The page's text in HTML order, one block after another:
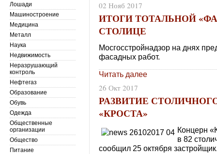
02 Нояб 2017
ИТОГИ ТОТАЛЬНОЙ
СТОЛИЦЕ
Мосгосстройнадзор на днях
фасадных работ.
Читать далее
26 Окт 2017
РАЗВИТИЕ
«КРОСТА»
Концерн
в 82
сообщил 25 октября
Лошади
Машиностроение
Медицина
Металл
Наука
Недвижимость
Неразрушающий
контроль
Нефтегаз
Образование
Обувь
Одежда
Общественные
организации
Общество
Питание